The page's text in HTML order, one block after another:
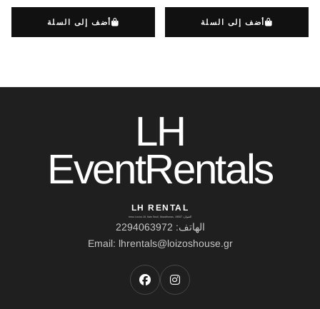
أضف إلى السلة أضف إلى السلة
LH
EventRentals
LH RENTAL
العنوان: Ierou Loxou 10, Kato Souli, Marathonas, 19007
الهاتف: 2294063972
Email: lhrentals@loizoshouse.gr